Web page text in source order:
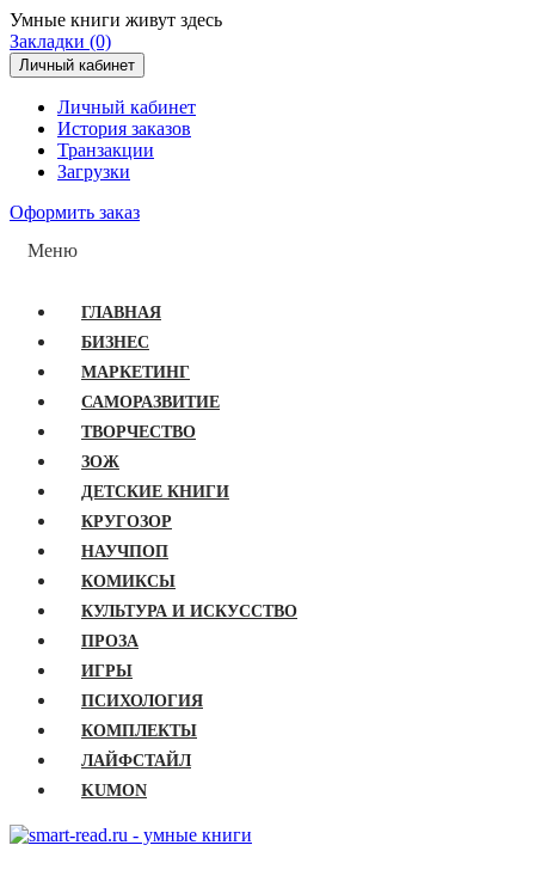
Умные книги живут здесь
Закладки (0)
Личный кабинет
Личный кабинет
История заказов
Транзакции
Загрузки
Оформить заказ
Меню
ГЛАВНАЯ
БИЗНЕС
МАРКЕТИНГ
САМОРАЗВИТИЕ
ТВОРЧЕСТВО
ЗОЖ
ДЕТСКИЕ КНИГИ
КРУГОЗОР
НАУЧПОП
КОМИКСЫ
КУЛЬТУРА И ИСКУССТВО
ПРОЗА
ИГРЫ
ПСИХОЛОГИЯ
КОМПЛЕКТЫ
ЛАЙФСТАЙЛ
KUMON